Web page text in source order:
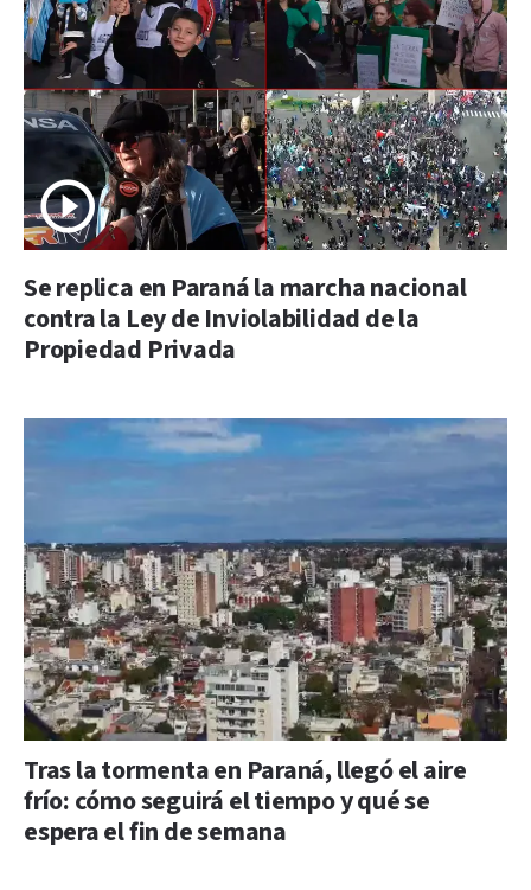
Se replica en Paraná la marcha nacional
contra la Ley de Inviolabilidad de la
Propiedad Privada
Tras la tormenta en Paraná, llegó el aire
frío: cómo seguirá el tiempo y qué se
espera el fin de semana